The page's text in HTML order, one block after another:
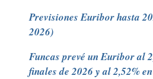
Previsiones Euribor hasta
2026)
Funcas prevé un Euribor al
finales de 2026 y al 2,52%